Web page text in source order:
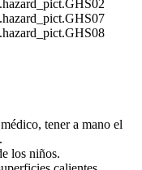
tener a mano el
los niños.